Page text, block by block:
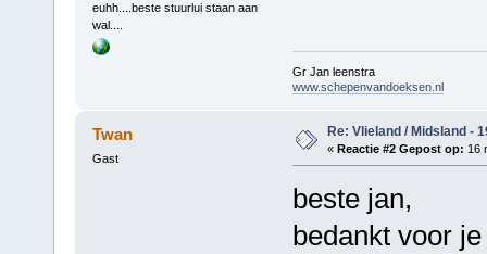
euhh....beste stuurlui staan aan
wal....
Gr Jan leenstra
www.schepenvandoeksen.nl
Twan
Gast
Re: Vlieland / Midsland -
« Reactie #2 Gepost op: 16
beste jan,
bedankt voor